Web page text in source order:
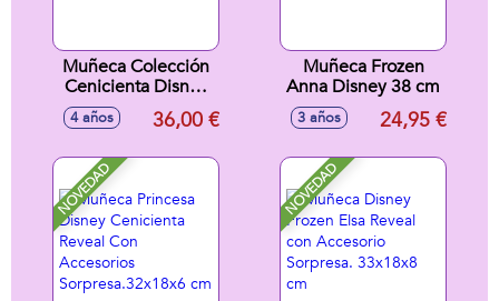
Muñeca Colección
Cenicienta Disney
Princess.
4 años 36,00 €
Muñeca Frozen
Anna Disney 38 cm
3 años 24,95 €
NOVEDAD NOVEDAD